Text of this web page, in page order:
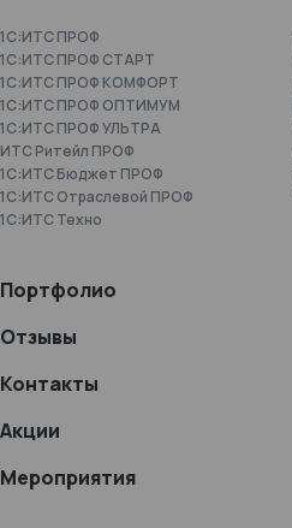
1С:ИТС ПРОФ
1С:ИТС ПРОФ СТАРТ
1С:ИТС ПРОФ КОМФОРТ
1С:ИТС ПРОФ ОПТИМУМ
1С:ИТС ПРОФ УЛЬТРА
ИТС Ритейл ПРОФ
1С:ИТС Бюджет ПРОФ
1С:ИТС Отраслевой ПРОФ
1С:ИТС Техно
Портфолио
Отзывы
Контакты
Акции
Мероприятия